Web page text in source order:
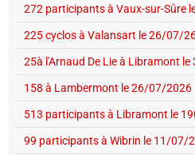
272 participants à Vaux-sur-Sûre
225 cyclos à Valansart le 26/07/
25à l'Arnaud De Lie à Libramont le
158 à Lambermont le 26/07/2026
513 participants à Libramont le
99 participants à Wibrin le 11/07/